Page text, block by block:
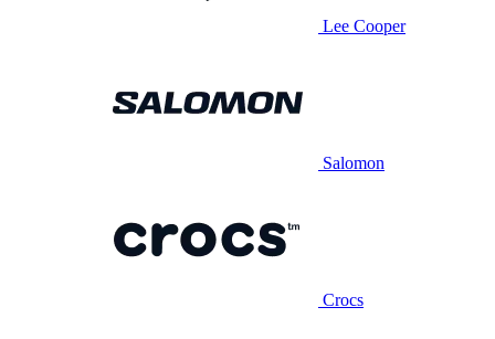
Lee Cooper
Salomon
Crocs